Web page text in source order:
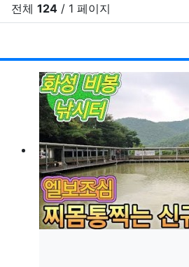
전체 124 / 1 페이지